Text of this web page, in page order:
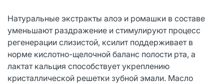
Натуральные экстракты алоэ и ромашки в составе
уменьшают раздражение и стимулируют процесс
регенерации слизистой, ксилит поддерживает в
норме кислотно-щелочной баланс полости рта, а
лактат кальция способствует укреплению
кристаллической решетки зубной эмали. Масло